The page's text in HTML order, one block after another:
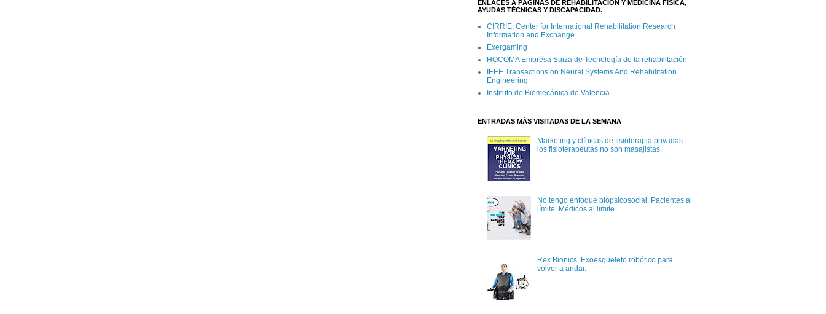
ENLACES A PÁGINAS DE REHABILITACIÓN Y MEDICINA FÍSICA,
AYUDAS TÉCNICAS Y DISCAPACIDAD.
CIRRIE. Center for International Rehabilitation Research
Information and Exchange
Exergaming
HOCOMA Empresa Suiza de Tecnología de la rehabilitación
IEEE Transactions on Neural Systems And Rehabilitation
Engineering
Instituto de Biomecánica de Valencia
ENTRADAS MÁS VISITADAS DE LA SEMANA
Marketing y clínicas de fisioterapia privadas:
los fisioterapeutas no son masajistas.
No tengo enfoque biopsicosocial. Pacientes al
límite. Médicos al límite.
Rex Bionics, Exoesqueleto robótico para
volver a andar.